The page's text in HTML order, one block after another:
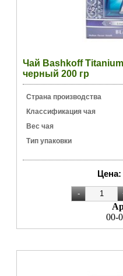
Чай Bashkoff
черный 200 гр
Страна производства
Классификация чая
Вес чая
Тип упаковки
Цена:
00-